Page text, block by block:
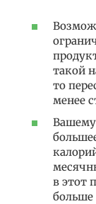
такой
то
менее
Вашему
в этот
больше